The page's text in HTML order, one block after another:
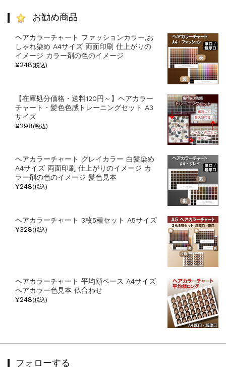
お勧め商品
ヘアカラーチャート ファッションカラー,お
しゃれ染め A4サイズ 両面印刷 仕上がりの
イメージ カラー剤の色のイメージ
¥248(税込)
【在庫処分価格・送料120円～】ヘアカラー
チャート・髪色色感トレーニングセット A3
サイズ
¥298(税込)
ヘアカラーチャート グレイカラー 白髪染め
A4サイズ 両面印刷 仕上がりのイメージ カ
ラー剤の色のイメージ 髪色見本
¥248(税込)
ヘアカラーチャート 3枚5種セット A5サイズ
¥328(税込)
ヘアカラーチャート 平均顔ベース A4サイズ
ヘアカラー色見本 似合わせ
¥248(税込)
フォローする